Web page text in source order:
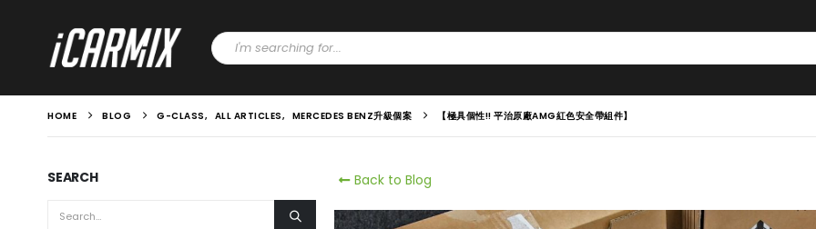
HOME BLOG G-CLASS, ALL ARTICLES, MERCEDES BENZ升級個案 【極具個性!! 平治原廠AMG紅色安全帶組件】
Back to Blog
SEARCH